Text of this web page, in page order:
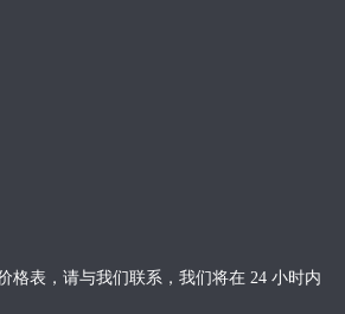
格表，请与我们联系，我们将在 24 小时内